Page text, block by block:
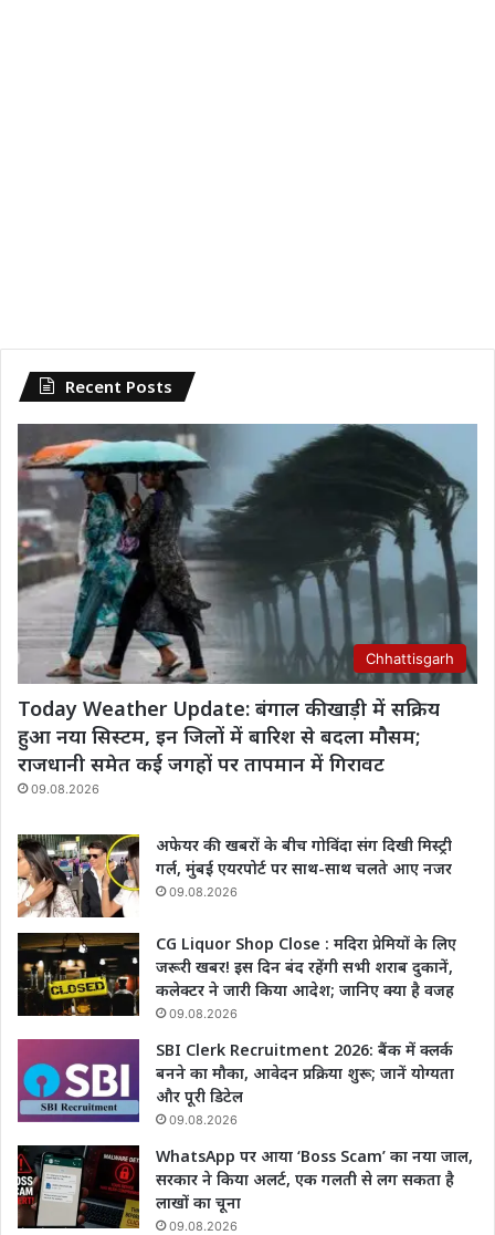
Recent Posts
Chhattisgarh
Today Weather Update: बंगाल की खाड़ी में सक्रिय
हुआ नया सिस्टम, इन जिलों में बारिश से बदला मौसम;
राजधानी समेत कई जगहों पर तापमान में गिरावट
09.08.2026
अफेयर की खबरों के बीच गोविंदा संग दिखी मिस्ट्री
गर्ल, मुंबई एयरपोर्ट पर साथ-साथ चलते आए नजर
09.08.2026
CG Liquor Shop Close : मदिरा प्रेमियों के लिए
जरूरी खबर! इस दिन बंद रहेंगी सभी शराब दुकानें,
कलेक्टर ने जारी किया आदेश; जानिए क्या है वजह
09.08.2026
SBI Clerk Recruitment 2026: बैंक में क्लर्क
बनने का मौका, आवेदन प्रक्रिया शुरू; जानें योग्यता
और पूरी डिटेल
09.08.2026
WhatsApp पर आया ‘Boss Scam’ का नया जाल,
सरकार ने किया अलर्ट, एक गलती से लग सकता है
लाखों का चूना
09.08.2026